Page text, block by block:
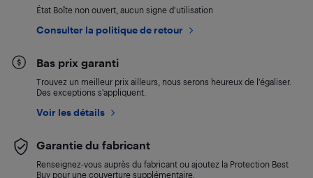
État Boîte non ouvert, aucun signe d'utilisation
Consulter la politique de retour
Bas prix garanti
Trouvez un meilleur prix ailleurs, nous serons heureux de l’égaliser.
Des exceptions s’appliquent.
Voir les détails
Garantie du fabricant
Renseignez-vous auprès du fabricant ou ajoutez la Protection Best
Buy pour une couverture supplémentaire.